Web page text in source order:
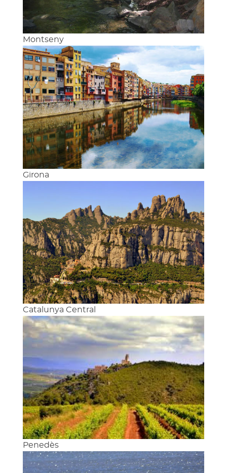
Montseny
Girona
Catalunya Central
Penedès